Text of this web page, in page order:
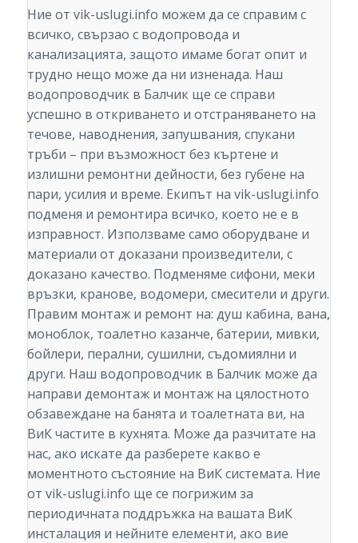
Ние от vik-uslugi.info можем да се справим с
всичко, свързао с водопровода и
канализацията, защото имаме богат опит и
трудно нещо може да ни изненада. Наш
водопроводчик в Балчик ще се справи
успешно в откриването и отстраняването на
течове, наводнения, запушвания, спукани
тръби – при възможност без къртене и
излишни ремонтни дейности, без губене на
пари, усилия и време. Екипът на vik-uslugi.info
подменя и ремонтира всичко, което не е в
изправност. Използваме само оборудване и
материали от доказани произведители, с
доказано качество. Подменяме сифони, меки
връзки, кранове, водомери, смесители и други.
Правим монтаж и ремонт на: душ кабина, вана,
моноблок, тоалетно казанче, батерии, мивки,
бойлери, перални, сушилни, съдомиялни и
други. Наш водопроводчик в Балчик може да
направи демонтаж и монтаж на цялостното
обзавеждане на банята и тоалетната ви, на
ВиК частите в кухнята. Може да разчитате на
нас, ако искате да разберете какво е
моментното състояние на ВиК системата. Ние
от vik-uslugi.info ще се погрижим за
периодичната поддръжка на вашата ВиК
инсталация и нейните елементи, ако вие